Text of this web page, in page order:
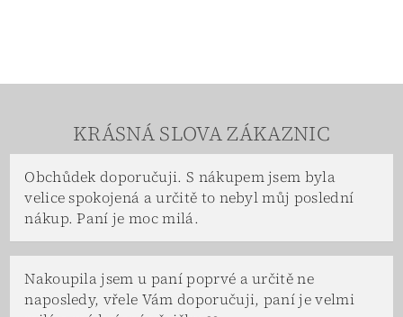
KRÁSNÁ SLOVA ZÁKAZNIC
Obchůdek doporučuji. S nákupem jsem byla
velice spokojená a určitě to nebyl můj poslední
nákup. Paní je moc milá.
Nakoupila jsem u paní poprvé a určitě ne
naposledy, vřele Vám doporučuji, paní je velmi